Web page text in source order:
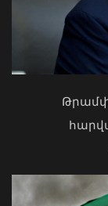
Անգլիայի
աղտոտված
նյութերով.
08 Օգոստոս,
Ուկրաինայի
նախագահը
նախագահին
04 Օգոստոս,